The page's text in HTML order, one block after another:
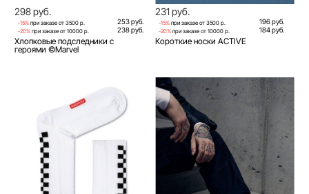
298 руб.
-15% при заказе от 3500 р. 253 руб.
-20% при заказе от 10000 р. 238 руб.
Хлопковые подследники с
героями ©Marvel
231 руб.
-15% при заказе от 3500 р. 196 руб.
-20% при заказе от 10000 р. 184 руб.
Короткие носки ACTIVE